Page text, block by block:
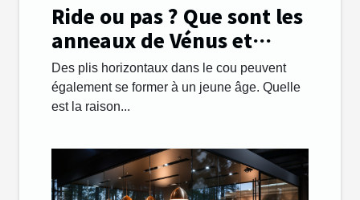
Ride ou pas ? Que sont les
anneaux de Vénus et
comment les gérer.
Des plis horizontaux dans le cou peuvent
également se former à un jeune âge. Quelle
est la raison...